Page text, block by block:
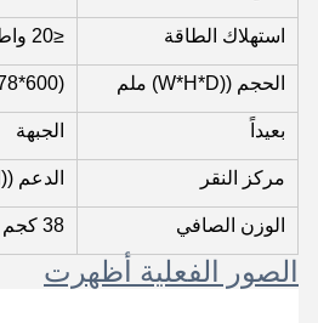
استهلاك الطاقة ≤20 واط
الحجم ((W*H*D) ملم
بعيداً الجبهة
مركز النقر الدعم
الوزن الصافي 38 كجم
الصور الفعلية أظهرت